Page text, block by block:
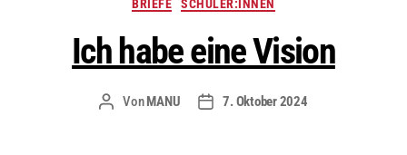
BRIEFE SCHÜLER:INNEN
Ich habe eine Vision
VonMANU 7. Oktober 2024